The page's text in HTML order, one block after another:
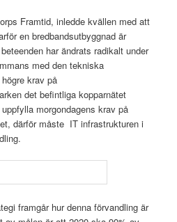
Framtid, inledde kvällen med att
en bredbandsutbyggnad är
har ändrats radikalt under
med den tekniska
krav på
det befintliga kopparnätet
morgondagens krav på
därför måste IT infrastrukturen i
framgår hur denna förvandling är